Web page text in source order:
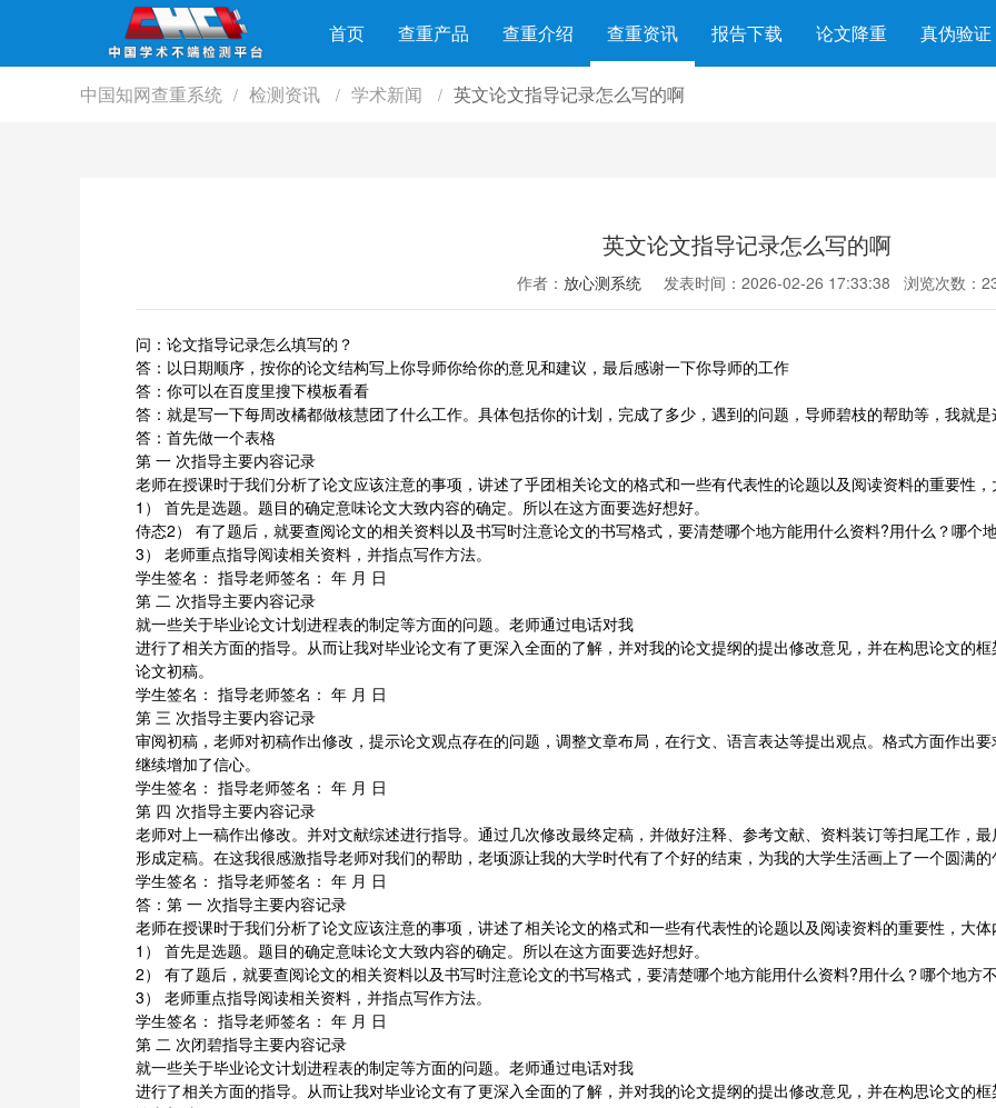
首页 查重产品 查重介绍 查重资讯 报告下载 论文降重 真伪验证
中国知网查重系统 / 检测资讯 / 学术新闻 / 英文论文指导记录怎么写的啊
英文论文指导记录怎么写的啊
作者： 放心测系统 发表时间：2026-02-26 17:33:38 浏览次数：
问：论文指导记录怎么填写的？
答：以日期顺序，按你的论文结构写上你导师你给你的意见和建议，最后感谢一下你导师的工作
答：你可以在百度里搜下模板看看
答：就是写一下每周改橘都做核慧团了什么工作。具体包括你的计划，完成了多少，遇到的问题，导师碧枝的帮助等，我就
答：首先做一个表格
第 一 次指导主要内容记录
老师在授课时于我们分析了论文应该注意的事项，讲述了乎团相关论文的格式和一些有代表性的论题以及阅读资料的重要性
1） 首先是选题。题目的确定意味论文大致内容的确定。所以在这方面要选好想好。
侍态2） 有了题后，就要查阅论文的相关资料以及书写时注意论文的书写格式，要清楚哪个地方能用什么资料?用什么？哪个
3） 老师重点指导阅读相关资料，并指点写作方法。
学生签名： 指导老师签名： 年 月 日
第 二 次指导主要内容记录
就一些关于毕业论文计划进程表的制定等方面的问题。老师通过电话对我
进行了相关方面的指导。从而让我对毕业论文有了更深入全面的了解，并对我的论文提纲的提出修改意见，并在构思论文的
论文初稿。
学生签名： 指导老师签名： 年 月 日
第 三 次指导主要内容记录
审阅初稿，老师对初稿作出修改，提示论文观点存在的问题，调整文章布局，在行文、语言表达等提出观点。格式方面作出
继续增加了信心。
学生签名： 指导老师签名： 年 月 日
第 四 次指导主要内容记录
老师对上一稿作出修改。并对文献综述进行指导。通过几次修改最终定稿，并做好注释、参考文献、资料装订等扫尾工作，
形成定稿。在这我很感激指导老师对我们的帮助，老顷源让我的大学时代有了个好的结束，为我的大学生活画上了一个圆满
学生签名： 指导老师签名： 年 月 日
答：第 一 次指导主要内容记录
老师在授课时于我们分析了论文应该注意的事项，讲述了相关论文的格式和一些有代表性的论题以及阅读资料的重要性，大
1） 首先是选题。题目的确定意味论文大致内容的确定。所以在这方面要选好想好。
2） 有了题后，就要查阅论文的相关资料以及书写时注意论文的书写格式，要清楚哪个地方能用什么资料?用什么？哪个地方
3） 老师重点指导阅读相关资料，并指点写作方法。
学生签名： 指导老师签名： 年 月 日
第 二 次闭碧指导主要内容记录
就一些关于毕业论文计划进程表的制定等方面的问题。老师通过电话对我
进行了相关方面的指导。从而让我对毕业论文有了更深入全面的了解，并对我的论文提纲的提出修改意见，并在构思论文的